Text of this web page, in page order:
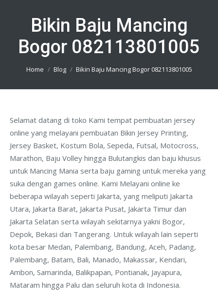
Bikin Baju Mancing
Bogor 082113801005
You are here:
Home Blog Bikin Baju Mancing Bogor 082113801005
Selamat datang di toko Kami tempat pembuatan jersey
online yang melayani pembuatan Bikin Jersey Printing,
Jersey Basket, Kostum Bola, Sepeda, Futsal, Motocross,
Marathon, Baju Volley hingga Bulutangkis dan baju khusus
untuk Mancing Mania serta baju gaming untuk mereka yang
suka dengan games online. Kami Melayani online ke
beberapa wilayah seperti Jakarta, yang meliputi Jakarta
Utara, Jakarta Barat, Jakarta Pusat, Jakarta Timur dan
Jakarta Selatan serta wilayah sekitarnya yakni Bogor,
Depok, Bekasi dan Tangerang. Untuk wilayah lain seperti
kota besar Medan, Palembang, Bandung, Aceh, Padang,
Palembang, Batam, Bali, Manado, Makassar, Kendari,
Ambon, Samarinda, Balikpapan, Pontianak, Jayapura,
Mataram hingga Palu dan seluruh kota di Indonesia.